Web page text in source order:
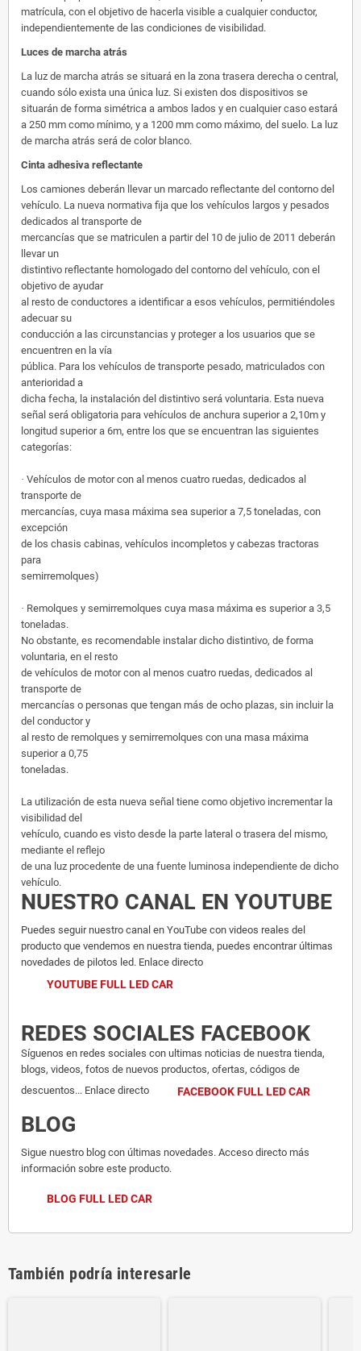
matrícula, con el objetivo de hacerla visible a cualquier conductor,
independientemente de las condiciones de visibilidad.
Luces de marcha atrás
La luz de marcha atrás se situará en la zona trasera derecha o central,
cuando sólo exista una única luz. Si existen dos dispositivos se
situarán de forma simétrica a ambos lados y en cualquier caso estará
a 250 mm como mínimo, y a 1200 mm como máximo, del suelo. La luz
de marcha atrás será de color blanco.
Cinta adhesiva reflectante
Los camiones deberán llevar un marcado reflectante del contorno del
vehículo. La nueva normativa fija que los vehículos largos y pesados
dedicados al transporte de
mercancías que se matriculen a partir del 10 de julio de 2011 deberán
llevar un
distintivo reflectante homologado del contorno del vehículo, con el
objetivo de ayudar
al resto de conductores a identificar a esos vehículos, permitiéndoles
adecuar su
conducción a las circunstancias y proteger a los usuarios que se
encuentren en la vía
pública. Para los vehículos de transporte pesado, matriculados con
anterioridad a
dicha fecha, la instalación del distintivo será voluntaria. Esta nueva
señal será obligatoria para vehículos de anchura superior a 2,10m y
longitud superior a 6m, entre los que se encuentran las siguientes
categorías:
· Vehículos de motor con al menos cuatro ruedas, dedicados al
transporte de
mercancías, cuya masa máxima sea superior a 7,5 toneladas, con
excepción
de los chasis cabinas, vehículos incompletos y cabezas tractoras
para
semirremolques)
· Remolques y semirremolques cuya masa máxima es superior a 3,5
toneladas.
No obstante, es recomendable instalar dicho distintivo, de forma
voluntaria, en el resto
de vehículos de motor con al menos cuatro ruedas, dedicados al
transporte de
mercancías o personas que tengan más de ocho plazas, sin incluir la
del conductor y
al resto de remolques y semirremolques con una masa máxima
superior a 0,75
toneladas.
La utilización de esta nueva señal tiene como objetivo incrementar la
visibilidad del
vehículo, cuando es visto desde la parte lateral o trasera del mismo,
mediante el reflejo
de una luz procedente de una fuente luminosa independiente de dicho
vehículo.
NUESTRO CANAL EN YOUTUBE
Puedes seguir nuestro canal en YouTube con videos reales del
producto que vendemos en nuestra tienda, puedes encontrar últimas
novedades de pilotos led. Enlace directo
YOUTUBE FULL LED CAR
REDES SOCIALES FACEBOOK
Síguenos en redes sociales con ultimas noticias de nuestra tienda,
blogs, videos, fotos de nuevos productos, ofertas, códigos de
descuentos... Enlace directo
FACEBOOK FULL LED CAR
BLOG
Sigue nuestro blog con últimas novedades. Acceso directo más
información sobre este producto.
BLOG FULL LED CAR
También podría interesarle